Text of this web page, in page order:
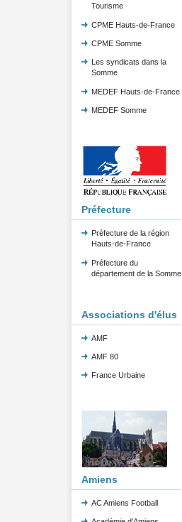
Tourisme
CPME Hauts-de-France
CPME Somme
Les syndicats dans la
Somme
MEDEF Hauts-de-France
MEDEF Somme
Préfecture
Préfecture de la région
Hauts-de-France
Préfecture du
département de la Somme
Associations d'élus
AMF
AMF 80
France Urbaine
Amiens
AC Amiens Football